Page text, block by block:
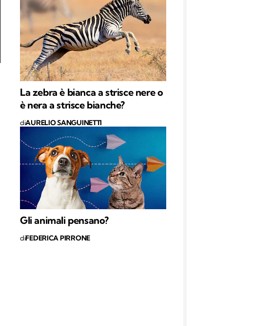
La zebra è bianca a strisce nere o
è nera a strisce bianche?
diAURELIO SANGUINETTI
Gli animali pensano?
diFEDERICA PIRRONE